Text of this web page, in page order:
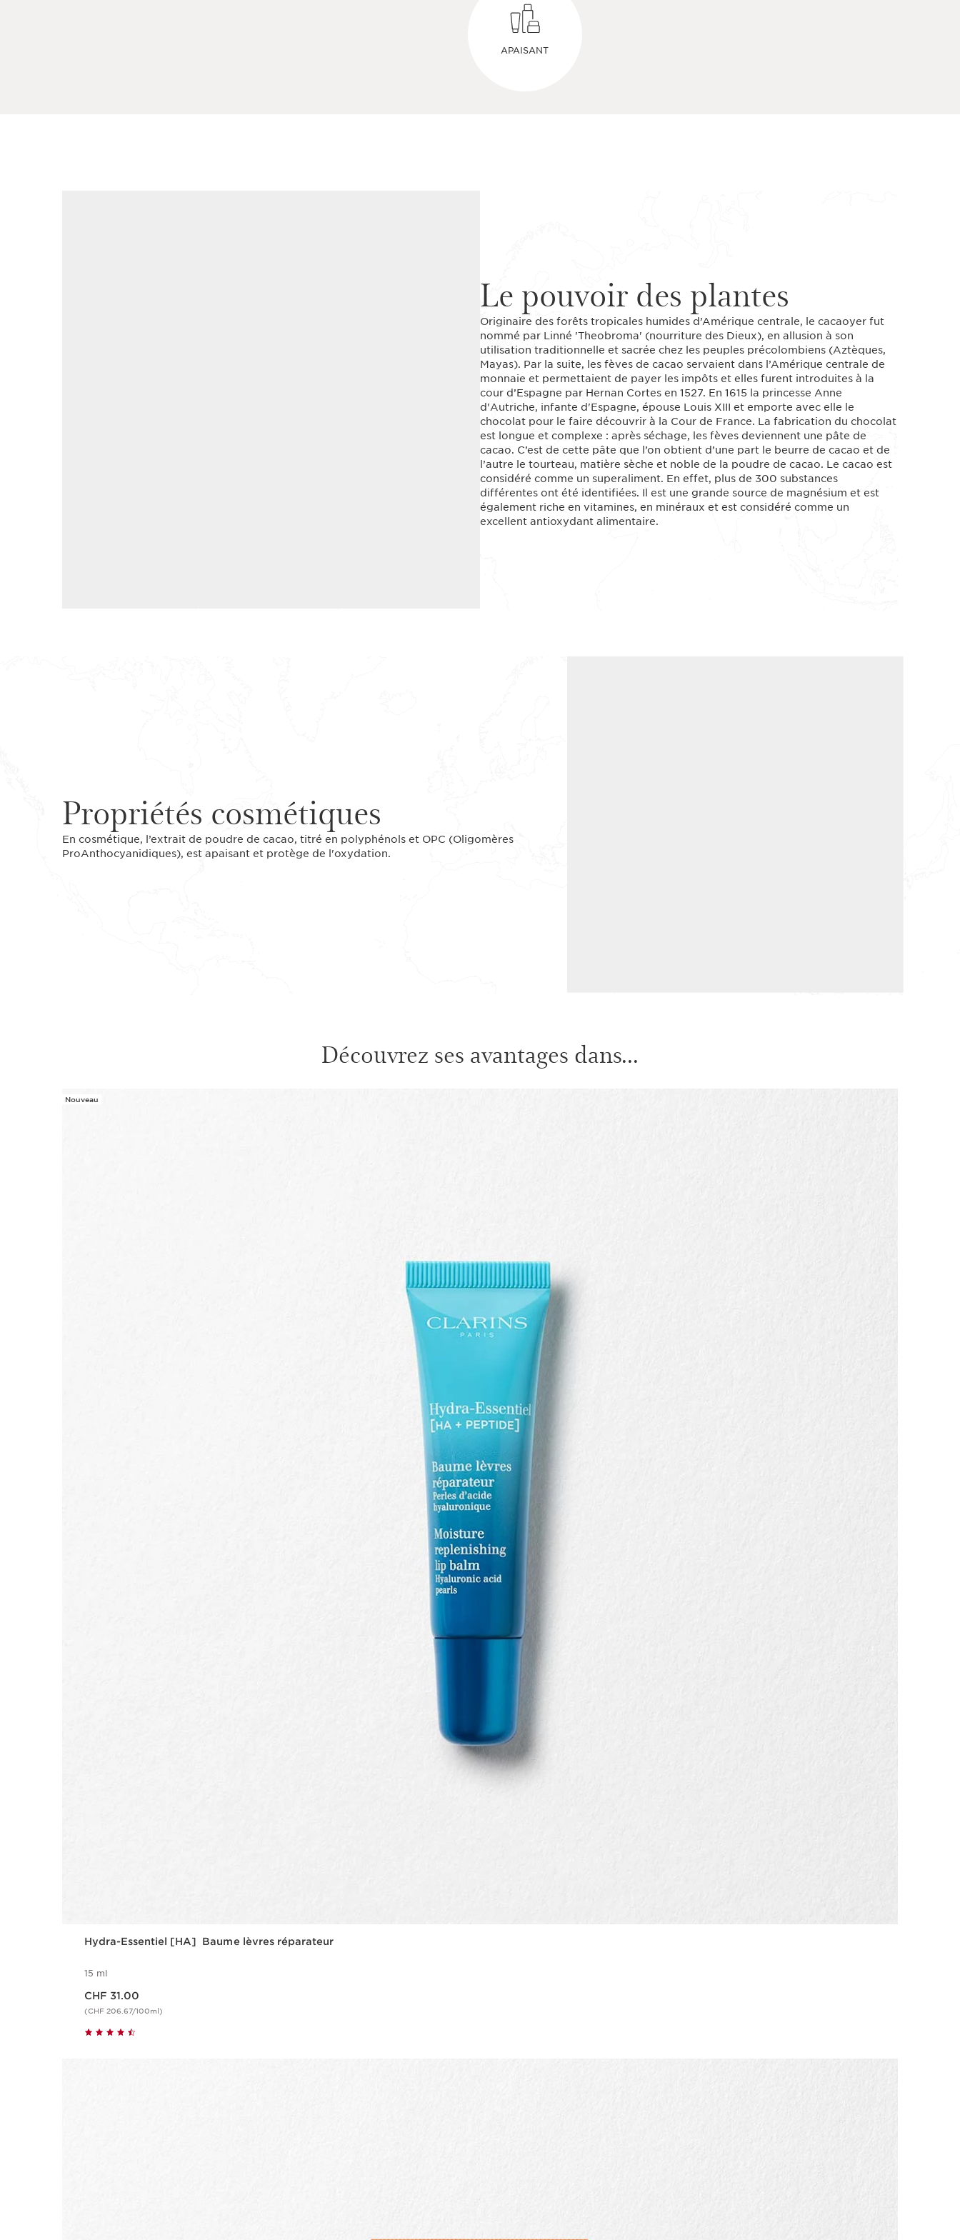
APAISANT
Le pouvoir des plantes
Originaire des forêts tropicales humides d’Amérique centrale, le cacaoyer fut
nommé par Linné 'Theobroma' (nourriture des Dieux), en allusion à son
utilisation traditionnelle et sacrée chez les peuples précolombiens (Aztèques,
Mayas). Par la suite, les fèves de cacao servaient dans l’Amérique centrale de
monnaie et permettaient de payer les impôts et elles furent introduites à la
cour d’Espagne par Hernan Cortes en 1527. En 1615 la princesse Anne
d'Autriche, infante d'Espagne, épouse Louis XIII et emporte avec elle le
chocolat pour le faire découvrir à la Cour de France. La fabrication du chocolat
est longue et complexe : après séchage, les fèves deviennent une pâte de
cacao. C’est de cette pâte que l’on obtient d’une part le beurre de cacao et de
l’autre le tourteau, matière sèche et noble de la poudre de cacao. Le cacao est
considéré comme un superaliment. En effet, plus de 300 substances
différentes ont été identifiées. Il est une grande source de magnésium et est
également riche en vitamines, en minéraux et est considéré comme un
excellent antioxydant alimentaire.
Propriétés cosmétiques
En cosmétique, l’extrait de poudre de cacao, titré en polyphénols et OPC (Oligomères
ProAnthocyanidiques), est apaisant et protège de l'oxydation.
Découvrez ses avantages dans...
Nouveau
Hydra-Essentiel [HA] Baume lèvres réparateur
15 ml
CHF 31.00
(CHF 206.67/100ml)